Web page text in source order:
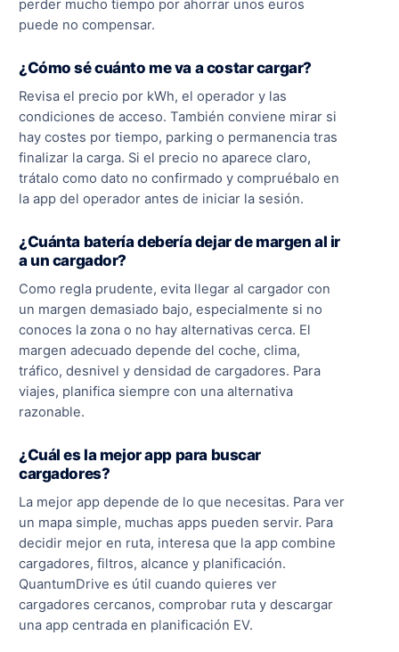
perder mucho tiempo por ahorrar unos euros
puede no compensar.
¿Cómo sé cuánto me va a costar cargar?
Revisa el precio por kWh, el operador y las
condiciones de acceso. También conviene mirar si
hay costes por tiempo, parking o permanencia tras
finalizar la carga. Si el precio no aparece claro,
trátalo como dato no confirmado y compruébalo en
la app del operador antes de iniciar la sesión.
¿Cuánta batería debería dejar de margen al ir
a un cargador?
Como regla prudente, evita llegar al cargador con
un margen demasiado bajo, especialmente si no
conoces la zona o no hay alternativas cerca. El
margen adecuado depende del coche, clima,
tráfico, desnivel y densidad de cargadores. Para
viajes, planifica siempre con una alternativa
razonable.
¿Cuál es la mejor app para buscar
cargadores?
La mejor app depende de lo que necesitas. Para ver
un mapa simple, muchas apps pueden servir. Para
decidir mejor en ruta, interesa que la app combine
cargadores, filtros, alcance y planificación.
QuantumDrive es útil cuando quieres ver
cargadores cercanos, comprobar ruta y descargar
una app centrada en planificación EV.